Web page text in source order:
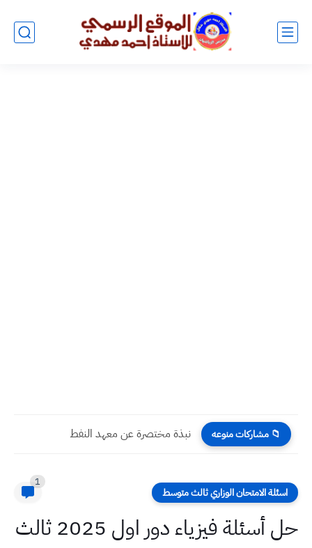
📁 مشاركات منوعه نبذة مختصرة عن معهد النفط
اسئلة الامتحان الوزاري ثالث متوسط
1
حل أسئلة فيزياء دور اول 2025 ثالث